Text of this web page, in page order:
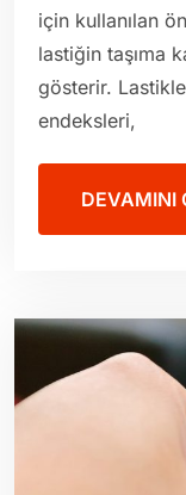
için kullanılan
lastiğin taşıma
gösterir.
endeksleri,
DEVAMINI